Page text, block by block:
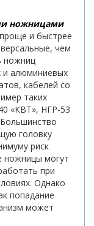
ножницами
и быстрее
чем
ножниц
и алюминиевых
кабелей со
таких
«КВТ», НГР-53
головку
риск
ножницы могут
при
Однако
попадание
может